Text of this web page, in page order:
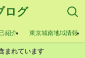
ログ
紹介 東京城南地域情報
まれています